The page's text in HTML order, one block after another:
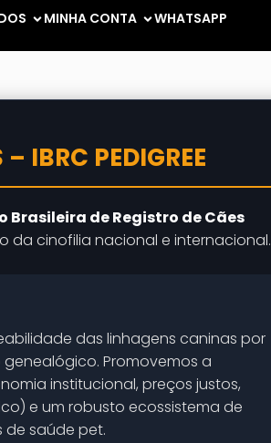
MINHA CONTA WHATSAPP
IBRC PEDIGREE
Brasileira de Registro de Cães
da cinofilia nacional e internacional.
das linhagens caninas por
Promovemos a
institucional, preços justos,
e um robusto ecossistema de
de saúde pet.